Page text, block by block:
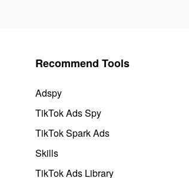
Recommend Tools
Adspy
TikTok Ads Spy
TikTok Spark Ads
Skills
TikTok Ads Library